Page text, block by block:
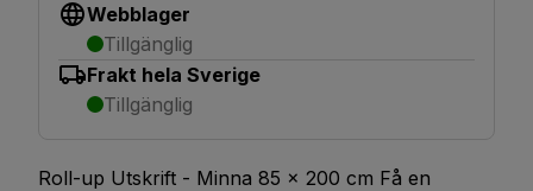
Webblager
Tillgänglig
Frakt hela Sverige
Tillgänglig
Roll-up Utskrift - Minna 85 x 200 cm Få en